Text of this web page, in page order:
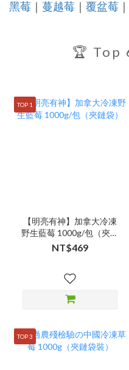
黑莓 ｜ 蔓越莓 ｜ 覆盆莓 ｜
🏆 Top
TOP 1
【明亮有神】加拿大冷凍
野生藍莓 1000g/包（夾鏈
袋）
NT$469
TOP 3